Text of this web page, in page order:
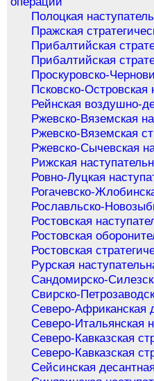
Полоцкая
Пражская
Прибалтийская
Прибалтийская
Проскуровско-
Псковско-Островская
Рейнская воздушно-
Ржевско-Вяземская
Ржевско-Вяземская
Ржевско-Сычевская
Рижская
Ровно-Луцкая
Рогачевско-
Рославльско-
Ростовская
Ростовская
Ростовская
Рурская
Сандомирско-
Свирско-
Северо-Африканская
Северо-Итальянская
Северо-Кавказская
Северо-Кавказская
Сейсинская